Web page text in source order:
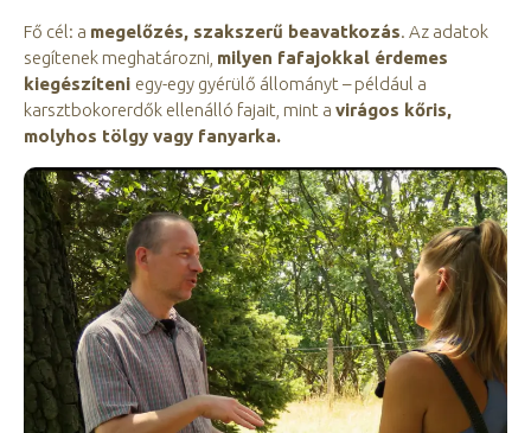
Fő cél: a megelőzés, szakszerű beavatkozás. Az adatok
segítenek meghatározni, milyen fafajokkal érdemes
kiegészíteni egy-egy gyérülő állományt – például a
karsztbokorerdők ellenálló fajait, mint a virágos kőris,
molyhos tölgy vagy fanyarka.